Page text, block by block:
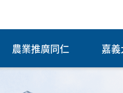
農業推廣同仁 嘉